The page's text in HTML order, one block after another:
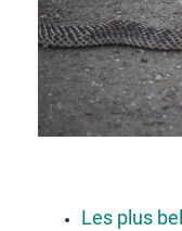
Les plus